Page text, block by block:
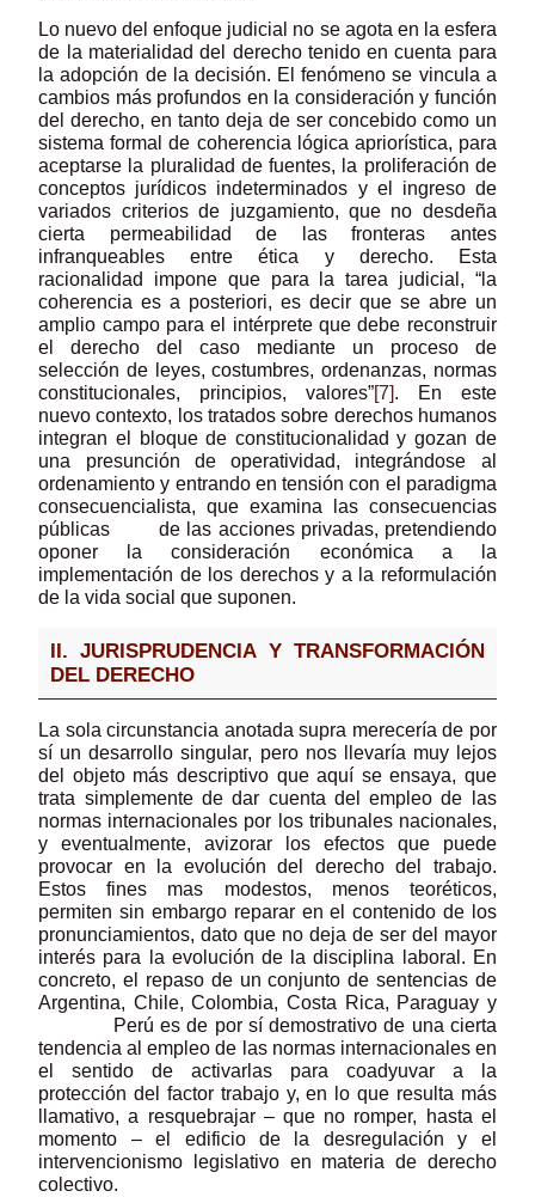
Lo nuevo del enfoque judicial no se agota en la esfera
de la materialidad del derecho tenido en cuenta para
la adopción de la decisión. El fenómeno se vincula a
cambios más profundos en la consideración y función
del derecho, en tanto deja de ser concebido como un
sistema formal de coherencia lógica apriorística, para
aceptarse la pluralidad de fuentes, la proliferación de
conceptos jurídicos indeterminados y el ingreso de
variados criterios de juzgamiento, que no desdeña
cierta permeabilidad de las fronteras antes
infranqueables entre ética y derecho. Esta
racionalidad impone que para la tarea judicial, “la
coherencia es a posteriori, es decir que se abre un
amplio campo para el intérprete que debe reconstruir
el derecho del caso mediante un proceso de
selección de leyes, costumbres, ordenanzas, normas
constitucionales, principios, valores”[7]. En este
nuevo contexto, los tratados sobre derechos humanos
integran el bloque de constitucionalidad y gozan de
una presunción de operatividad, integrándose al
ordenamiento y entrando en tensión con el paradigma
consecuencialista, que examina las consecuencias
públicas de las acciones privadas, pretendiendo
oponer la consideración económica a la
implementación de los derechos y a la reformulación
de la vida social que suponen.
II. JURISPRUDENCIA Y TRANSFORMACIÓN
DEL DERECHO
La sola circunstancia anotada supra merecería de por
sí un desarrollo singular, pero nos llevaría muy lejos
del objeto más descriptivo que aquí se ensaya, que
trata simplemente de dar cuenta del empleo de las
normas internacionales por los tribunales nacionales,
y eventualmente, avizorar los efectos que puede
provocar en la evolución del derecho del trabajo.
Estos fines mas modestos, menos teoréticos,
permiten sin embargo reparar en el contenido de los
pronunciamientos, dato que no deja de ser del mayor
interés para la evolución de la disciplina laboral. En
concreto, el repaso de un conjunto de sentencias de
Argentina, Chile, Colombia, Costa Rica, Paraguay y
Perú es de por sí demostrativo de una cierta
tendencia al empleo de las normas internacionales en
el sentido de activarlas para coadyuvar a la
protección del factor trabajo y, en lo que resulta más
llamativo, a resquebrajar – que no romper, hasta el
momento – el edificio de la desregulación y el
intervencionismo legislativo en materia de derecho
colectivo.